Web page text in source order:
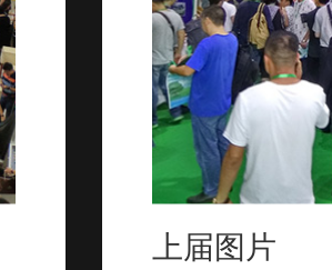
上届图片